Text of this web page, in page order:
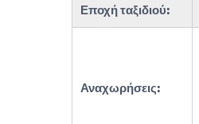
Εποχή ταξιδιού:
Αναχωρήσεις: